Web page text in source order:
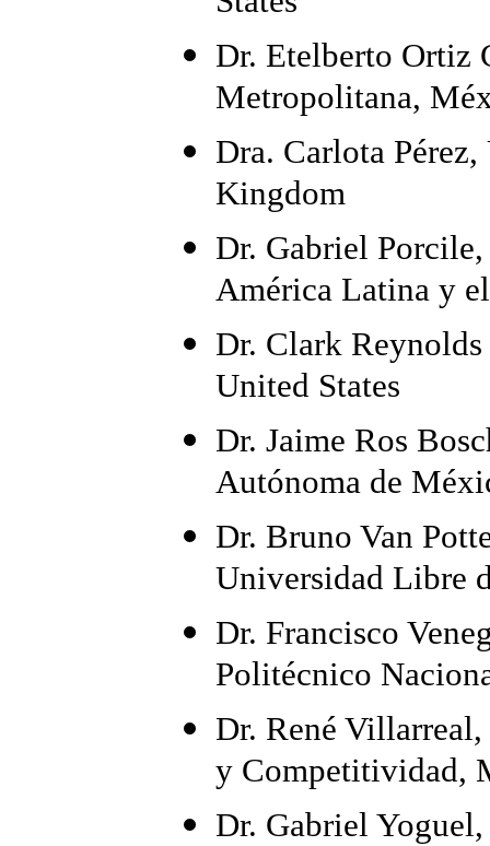
Dr. Etelberto Ortiz
Metropolitana,
Dra. Carlota
Kingdom
Dr. Gabriel
América Latina y
Dr. Clark
United States
Dr. Jaime Ros
Autónoma de
Dr. Bruno Van
Universidad Libre
Dr. Francisco
Politécnico
Dr. René
y Competitividad,
Dr. Gabriel